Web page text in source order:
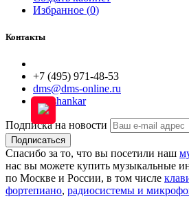
Избранное (0)
Контакты
+7 (495) 971-48-53
dms@dms-online.ru
bon.shankar
Подписка на новости
Подписаться
Спасибо за то, что вы посетили наш
нас вы можете купить музыкальные
по Москве и России, в том числе
фортепиано, радиосистемы и